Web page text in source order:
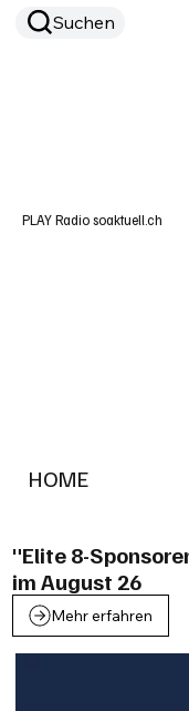
HOME
Suchen
PLAY Radio soaktuell.ch
"Elite 8-
im August 26
Mehr erfahren